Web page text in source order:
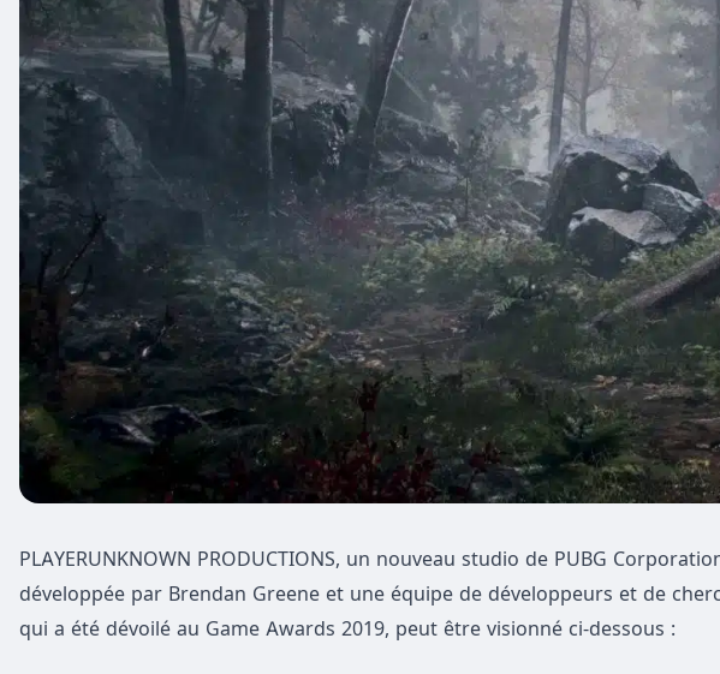
PLAYERUNKNOWN PRODUCTIONS, un nouveau studio de PUBG
développée par Brendan Greene et une équipe de développeurs et de
qui a été dévoilé au Game Awards 2019, peut être visionné ci-dessous :